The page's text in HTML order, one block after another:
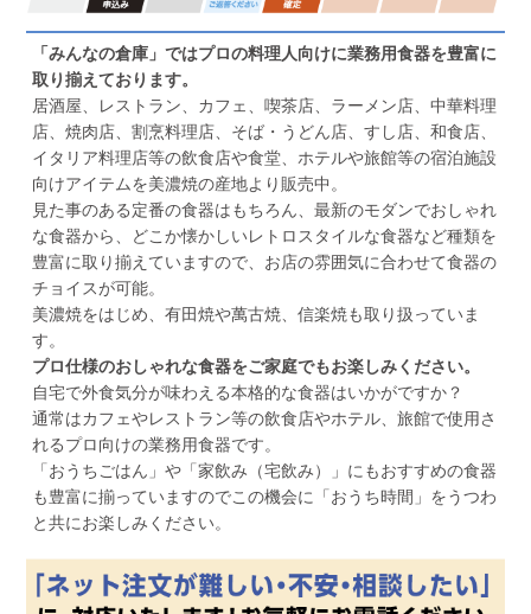
「みんなの倉庫」ではプロの料理人向けに業務用食器を豊富に
取り揃えております。
居酒屋、レストラン、カフェ、喫茶店、ラーメン店、中華料理
店、焼肉店、割烹料理店、そば・うどん店、すし店、和食店、
イタリア料理店等の飲食店や食堂、ホテルや旅館等の宿泊施設
向けアイテムを美濃焼の産地より販売中。
見た事のある定番の食器はもちろん、最新のモダンでおしゃれ
な食器から、どこか懐かしいレトロスタイルな食器など種類を
豊富に取り揃えていますので、お店の雰囲気に合わせて食器の
チョイスが可能。
美濃焼をはじめ、有田焼や萬古焼、信楽焼も取り扱っていま
す。
プロ仕様のおしゃれな食器をご家庭でもお楽しみください。
自宅で外食気分が味わえる本格的な食器はいかがですか？
通常はカフェやレストラン等の飲食店やホテル、旅館で使用さ
れるプロ向けの業務用食器です。
「おうちごはん」や「家飲み（宅飲み）」にもおすすめの食器
も豊富に揃っていますのでこの機会に「おうち時間」をうつわ
と共にお楽しみください。